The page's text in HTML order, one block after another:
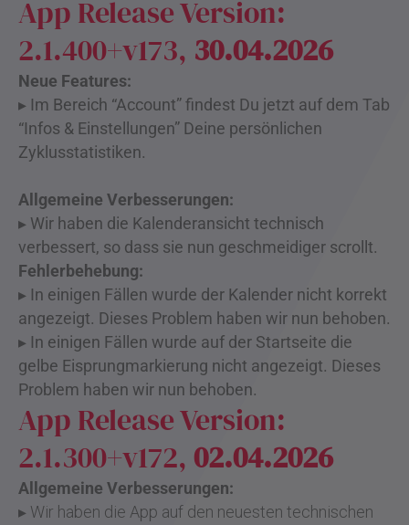
App Release Version:
2.1.400+v173, 30.04.2026
Neue Features:
▸ Im Bereich “Account” findest Du jetzt auf dem Tab
“Infos & Einstellungen” Deine persönlichen
Zyklusstatistiken.
Allgemeine Verbesserungen:
▸ Wir haben die Kalenderansicht technisch
verbessert, so dass sie nun geschmeidiger scrollt.
Fehlerbehebung:
▸ In einigen Fällen wurde der Kalender nicht korrekt
angezeigt. Dieses Problem haben wir nun behoben.
▸ In einigen Fällen wurde auf der Startseite die
gelbe Eisprungmarkierung nicht angezeigt. Dieses
Problem haben wir nun behoben.
App Release Version:
2.1.300+v172, 02.04.2026
Allgemeine Verbesserungen:
▸ Wir haben die App auf den neuesten technischen